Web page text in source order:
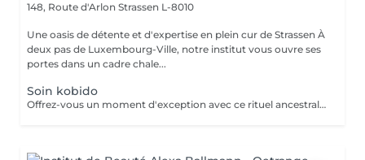
148, Route d'Arlon Strassen L-8010
Une oasis de détente et d'expertise en plein cur de Strassen À
deux pas de Luxembourg-Ville, notre institut vous ouvre ses
portes dans un cadre chale...
Soin kobido
Offrez-vous un moment d'exception avec ce rituel ancestral japonais. Le Kobido stimule la circulation, tonifie les muscles du visage et apporte un éclat naturel immédiat. Grâce à des manuvres précises et profondes, il détend les tensions, lisse les traits et procure une sensation de légèreté et de bien-être. Un soin complet qui illumine le visage tout en apaisant l'esprit.